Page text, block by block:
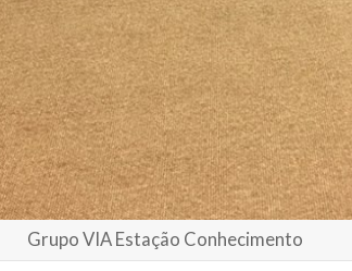
Grupo VIA Estação Conhecimento